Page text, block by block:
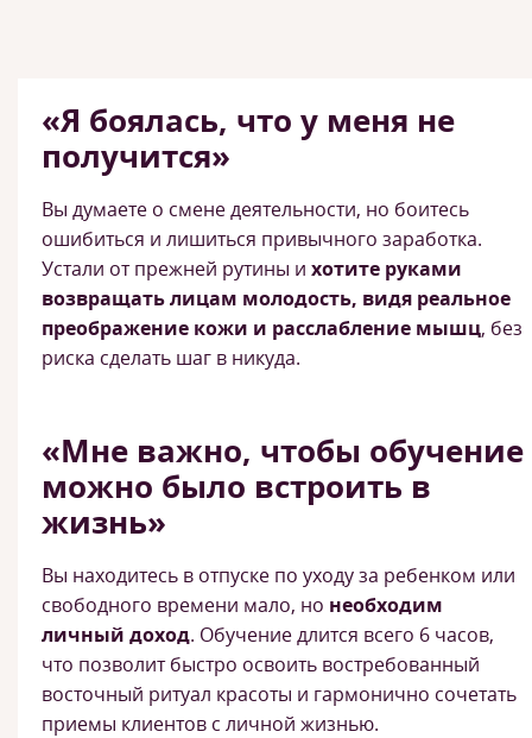
«Я боялась, что у меня не
получится»
Вы думаете о смене деятельности, но боитесь
ошибиться и лишиться привычного заработка.
Устали от прежней рутины и хотите руками
возвращать лицам молодость, видя реальное
преображение кожи и расслабление мышц, без
риска сделать шаг в никуда.
«Мне важно, чтобы обучение
можно было встроить в
жизнь»
Вы находитесь в отпуске по уходу за ребенком или
свободного времени мало, но необходим
личный доход. Обучение длится всего 6 часов,
что позволит быстро освоить востребованный
восточный ритуал красоты и гармонично сочетать
приемы клиентов с личной жизнью.